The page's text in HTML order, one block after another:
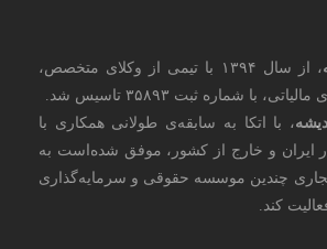
، از سال ۱۳۹۴ با تیمی از وکلای متخصص،
با شماره ثبت ۳۵۸۹۳ تاسیس شد.
، با اتکا به سابقه‌ی طولانی همکاری با
ایران و خارج از کشور، موفق شده‌است به
تجاری چندین موسسه حقوقی و سرمایه‌گذاری
کند.